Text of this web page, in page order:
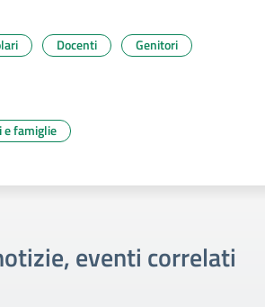
Docenti Genitori
e famiglie
eventi correlati